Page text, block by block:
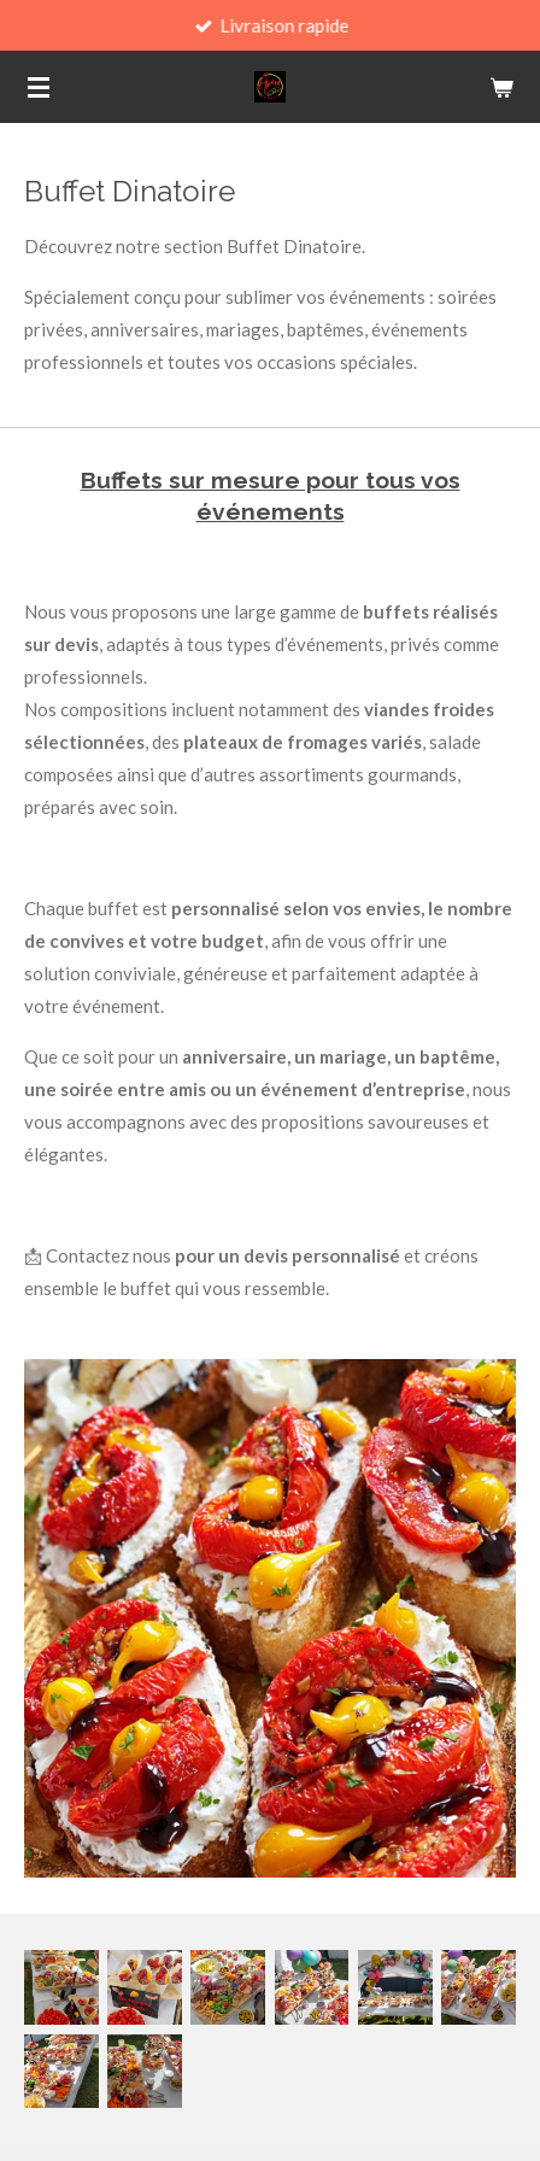
contenu
principal
Livraison rapide
Buffet Dinatoire
Découvrez notre section Buffet Dinatoire.
Spécialement conçu pour sublimer vos événements : soirées
privées, anniversaires, mariages, baptêmes, événements
professionnels et toutes vos occasions spéciales.
Buffets sur mesure pour tous vos
événements
Nous vous proposons une large gamme de buffets réalisés
sur devis, adaptés à tous types d’événements, privés comme
professionnels.
Nos compositions incluent notamment des viandes froides
sélectionnées, des plateaux de fromages variés, salade
composées ainsi que d’autres assortiments gourmands,
préparés avec soin.
Chaque buffet est personnalisé selon vos envies, le nombre
de convives et votre budget, afin de vous offrir une
solution conviviale, généreuse et parfaitement adaptée à
votre événement.
Que ce soit pour un anniversaire, un mariage, un baptême,
une soirée entre amis ou un événement d’entreprise, nous
vous accompagnons avec des propositions savoureuses et
élégantes.
📩 Contactez nous pour un devis personnalisé et créons
ensemble le buffet qui vous ressemble.